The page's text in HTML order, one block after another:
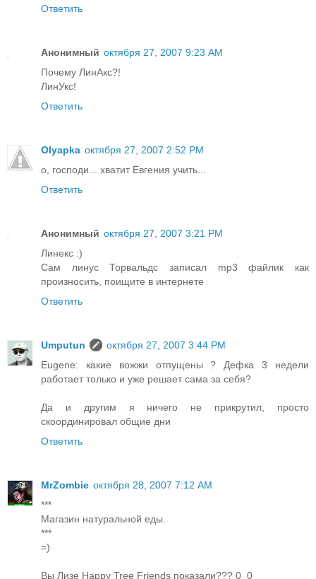
Ответить
Анонимный октября 27, 2007 9:23 AM
Почему ЛинАкс?!
ЛинУкс!
Ответить
Olyapka октября 27, 2007 2:52 PM
о, господи... хватит Евгения учить...
Ответить
Анонимный октября 27, 2007 3:21 PM
Линекс :)
Сам линус Торвальдс записал mp3 файлик как
произносить, поищите в интернете
Ответить
Umputun
октября 27, 2007 3:44 PM
Eugene: какие вожжи отпущены ? Дефка 3 недели
работает только и уже решает сама за себя?
Да и другим я ничего не прикрутил, просто
скоординировал общие дни
Ответить
MrZombie октября 28, 2007 7:12 AM
***
Магазин натуральной еды.
***
=)
Вы Лизе Happy Tree Friends показали??? 0_0